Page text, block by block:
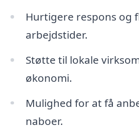
Hurtigere respons og
arbejdstider.
Støtte til lokale
økonomi.
Mulighed for at få
naboer.